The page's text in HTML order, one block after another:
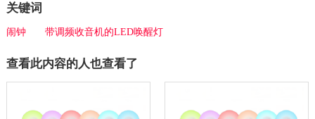
关键词
闹钟 带调频收音机的LED唤醒灯
查看此内容的人也查看了